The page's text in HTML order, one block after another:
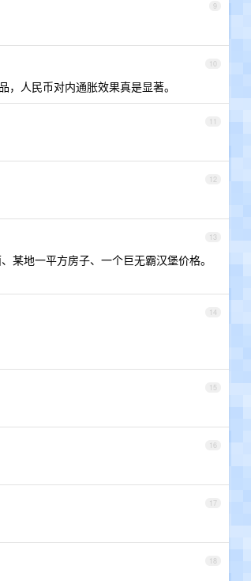
9
10
人民币对内通胀效果真是显著。
11
12
13
某地一平方房子、一个巨无霸汉堡价格。
14
15
16
17
18